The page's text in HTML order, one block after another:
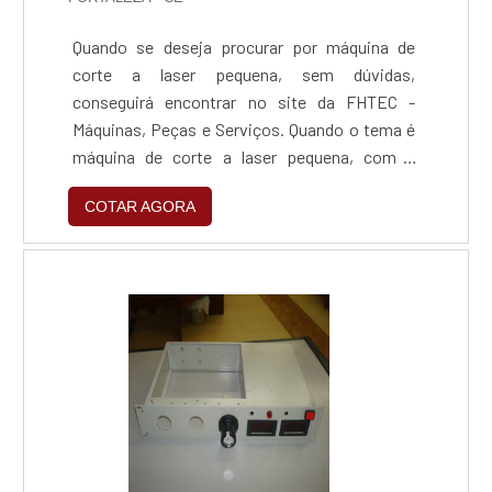
Quando se deseja procurar por máquina de
corte a laser pequena, sem dúvidas,
conseguirá encontrar no site da FHTEC -
Máquinas, Peças e Serviços. Quando o tema é
máquina de corte a laser pequena, com a
FHTEC - Máquinas, Peças e Serviços o cliente
conseguirá ótima qualidade com pagamento
acessível.DIFERENCIAIS IMPORTANTES DE
FHTEC - Máquinas, Peças e Serviços
centraliza sua energia em produzir uma
estrutura com escritório de alta qualidade
onde são realizadas as atividades e matéria-
prima de excelente qualidade, tudo isso para
oferecer máquina de corte a laser pequena
eficientes de uma empresa demonstrar
COTAR AGORA